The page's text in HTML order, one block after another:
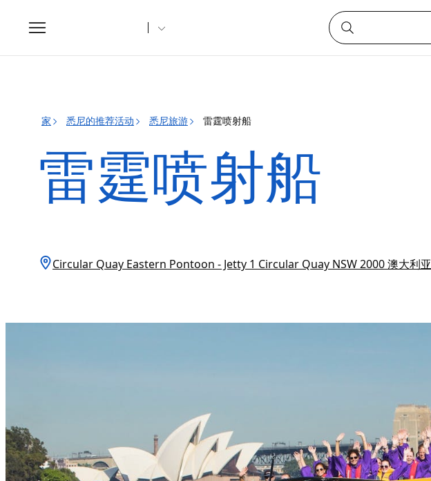
Toggle
navigation
家 悉尼的推荐活动 悉尼旅游 雷霆喷射船
雷霆喷射船
Circular Quay Eastern Pontoon - Jetty 1 Circular Quay NSW 2000 澳大利亚